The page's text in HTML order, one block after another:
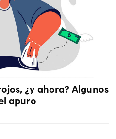
¿y ahora? Algunos
apuro